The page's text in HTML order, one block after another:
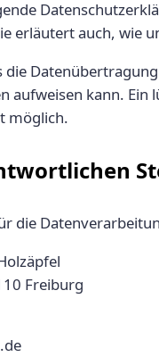
erläutert auch, wie
die
aufweisen kann.
möglich.
die
Freiburg